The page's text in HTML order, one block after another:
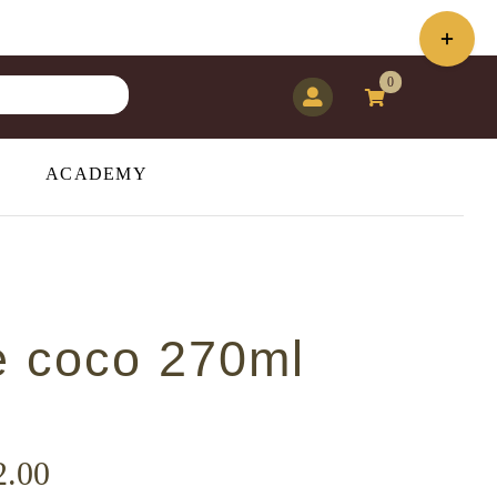
0
ACADEMY
coco 270ml
Rango
Toggle
Sliding